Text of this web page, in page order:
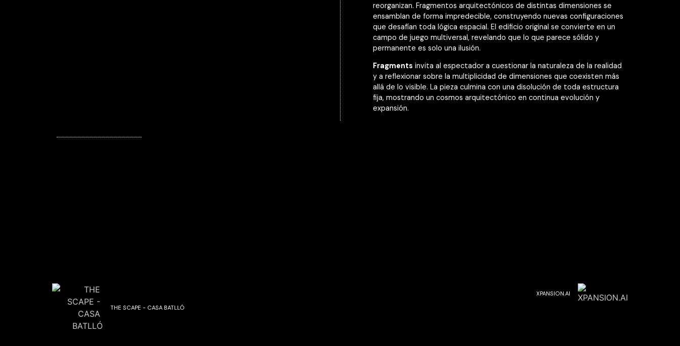
reorganizan. Fragmentos arquitectónicos de distintas dimensiones se
ensamblan de forma impredecible, construyendo nuevas configuraciones
que desafían toda lógica espacial. El edificio original se convierte en un
campo de juego multiversal, revelando que lo que parece sólido y
permanente es solo una ilusión.
Fragments invita al espectador a cuestionar la naturaleza de la realidad
y a reflexionar sobre la multiplicidad de dimensiones que coexisten más
allá de lo visible. La pieza culmina con una disolución de toda estructura
fija, mostrando un cosmos arquitectónico en continua evolución y
expansión.
XPANSION.AI
THE SCAPE - CASA BATLLÓ